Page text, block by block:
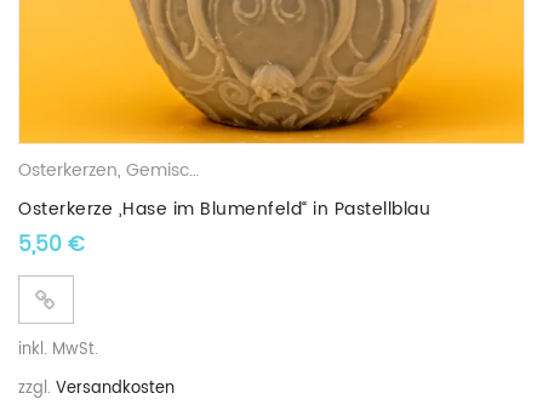
Osterkerzen, Gemischte Wachskerzen
Osterkerze „Hase im Blumenfeld“ in Pastellblau
5,50€
inkl. MwSt.
zzgl. Versandkosten